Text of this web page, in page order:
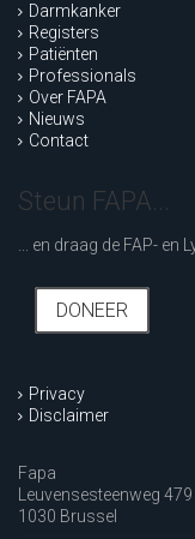
Darmkanker
Registers
Patiënten
Professionals
Over FAPA
Nieuws
Contact
Steun FAPA...
... en draag de FAP-
DONEER
Privacy
Disclaimer
Fapa
Leuvensesteenweg 479
1030 Brussel